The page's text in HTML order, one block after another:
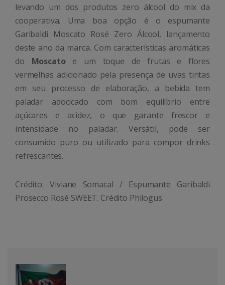
levando um dos produtos zero álcool do mix da
cooperativa. Uma boa opção é o espumante
Garibaldi Moscato Rosé Zero Álcool, lançamento
deste ano da marca. Com características aromáticas
do Moscatoe um toque de frutas e flores
vermelhas adicionado pela presença de uvas tintas
em seu processo de elaboração, a bebida tem
paladar adocicado com bom equilíbrio entre
açúcares e acidez, o que garante frescor e
intensidade no paladar. Versátil, pode ser
consumido puro ou utilizado para compor drinks
refrescantes.
Crédito: Viviane Somacal / Espumante Garibaldi
Prosecco Rosé SWEET. Crédito Philogus